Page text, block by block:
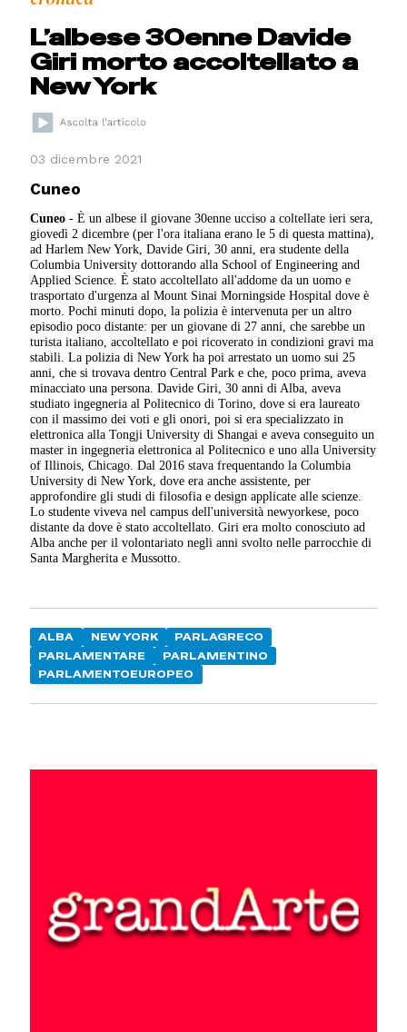
L’albese 30enne Davide
Giri morto accoltellato a
New York
03 dicembre 2021
Cuneo
Cuneo - È un albese il giovane 30enne ucciso a coltellate ieri sera,
giovedì 2 dicembre (per l'ora italiana erano le 5 di questa mattina),
ad Harlem New York, Davide Giri, 30 anni, era studente della
Columbia University dottorando alla School of Engineering and
Applied Science. È stato accoltellato all'addome da un uomo e
trasportato d'urgenza al Mount Sinai Morningside Hospital dove è
morto. Pochi minuti dopo, la polizia è intervenuta per un altro
episodio poco distante: per un giovane di 27 anni, che sarebbe un
turista italiano, accoltellato e poi ricoverato in condizioni gravi ma
stabili. La polizia di New York ha poi arrestato un uomo sui 25
anni, che si trovava dentro Central Park e che, poco prima, aveva
minacciato una persona. Davide Giri, 30 anni di Alba, aveva
studiato ingegneria al Politecnico di Torino, dove si era laureato
con il massimo dei voti e gli onori, poi si era specializzato in
elettronica alla Tongji University di Shangai e aveva conseguito un
master in ingegneria elettronica al Politecnico e uno alla University
of Illinois, Chicago. Dal 2016 stava frequentando la Columbia
University di New York, dove era anche assistente, per
approfondire gli studi di filosofia e design applicate alle scienze.
Lo studente viveva nel campus dell'università newyorkese, poco
distante da dove è stato accoltellato. Giri era molto conosciuto ad
Alba anche per il volontariato negli anni svolto nelle parrocchie di
Santa Margherita e Mussotto.
ALBA NEW YORK
PARLAGRECO
PARLAMENTARE
PARLAMENTINO
PARLAMENTOEUROPEO